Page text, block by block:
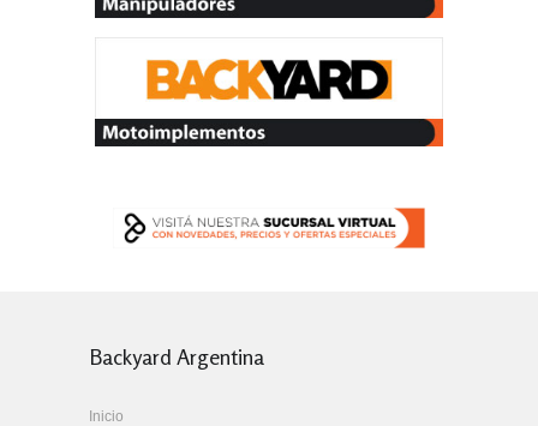
Backyard Argentina
Inicio